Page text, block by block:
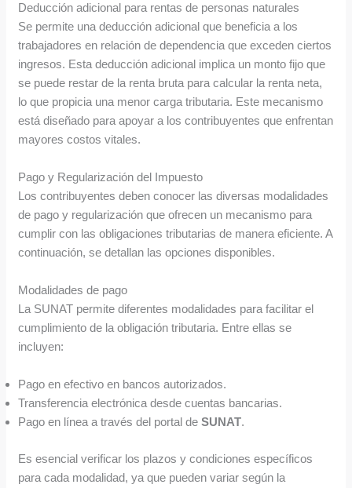
Deducción adicional para rentas de personas naturales
Se permite una deducción adicional que beneficia a los
trabajadores en relación de dependencia que exceden ciertos
ingresos. Esta deducción adicional implica un monto fijo que
se puede restar de la renta bruta para calcular la renta neta,
lo que propicia una menor carga tributaria. Este mecanismo
está diseñado para apoyar a los contribuyentes que enfrentan
mayores costos vitales.
Pago y Regularización del Impuesto
Los contribuyentes deben conocer las diversas modalidades
de pago y regularización que ofrecen un mecanismo para
cumplir con las obligaciones tributarias de manera eficiente. A
continuación, se detallan las opciones disponibles.
Modalidades de pago
La SUNAT permite diferentes modalidades para facilitar el
cumplimiento de la obligación tributaria. Entre ellas se
incluyen:
Pago en efectivo en bancos autorizados.
Transferencia electrónica desde cuentas bancarias.
Pago en línea a través del portal deSUNAT.
Es esencial verificar los plazos y condiciones específicos
para cada modalidad, ya que pueden variar según la